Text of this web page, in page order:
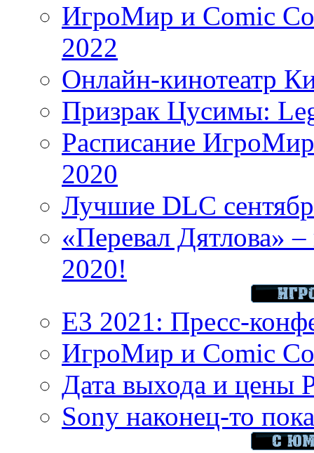
ИгроМир и Comic
2022
Онлайн-кинотеатр
Призрак Цусимы:
Расписание
2020
Лучшие DLC
«Перевал Дятлова»
2020!
E3 2021: Пресс-
ИгроМир и Comic
Дата выхода и цены
Sony наконец-то